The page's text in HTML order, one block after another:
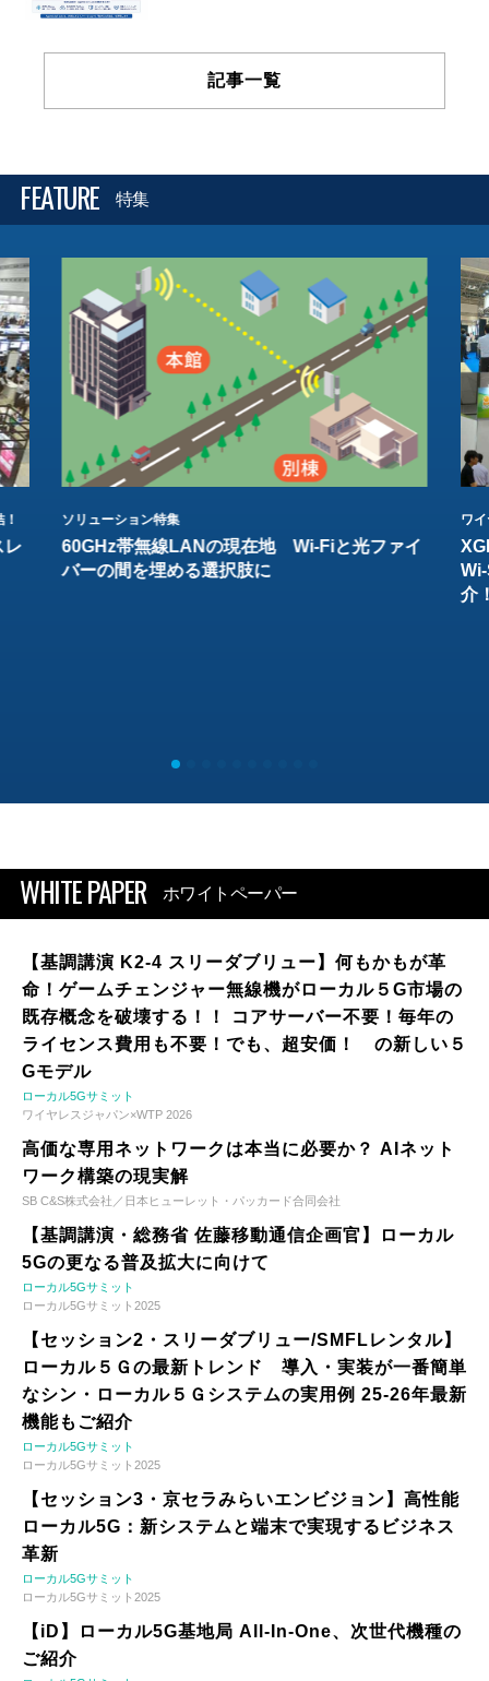
記事一覧
FEATURE 特集
レ
ソリューション特集
60GHz帯無線LANの現在地 Wi-Fiと光ファイ
バーの間を埋める選択肢に
ワ
介
WHITE PAPER ホワイトペーパー
【基調講演 K2-4 スリーダブリュー】何もかもが革
命！ゲームチェンジャー無線機がローカル５G市場の
既存概念を破壊する！！ コアサーバー不要！毎年の
ライセンス費用も不要！でも、超安価！ の新しい５
Gモデル
ローカル5Gサミット
ワイヤレスジャパン×WTP 2026
高価な専用ネットワークは本当に必要か？ AIネット
ワーク構築の現実解
SB C&S株式会社／日本ヒューレット・パッカード合同会社
【基調講演・総務省 佐藤移動通信企画官】ローカル
5Gの更なる普及拡大に向けて
ローカル5Gサミット
ローカル5Gサミット2025
【セッション2・スリーダブリュー/SMFLレンタル】
ローカル５Ｇの最新トレンド 導入・実装が一番簡単
なシン・ローカル５Ｇシステムの実用例 25-26年最新
機能もご紹介
ローカル5Gサミット
ローカル5Gサミット2025
【セッション3・京セラみらいエンビジョン】高性能
ローカル5G：新システムと端末で実現するビジネス
革新
ローカル5Gサミット
ローカル5Gサミット2025
【iD】ローカル5G基地局 All-In-One、次世代機種の
ご紹介